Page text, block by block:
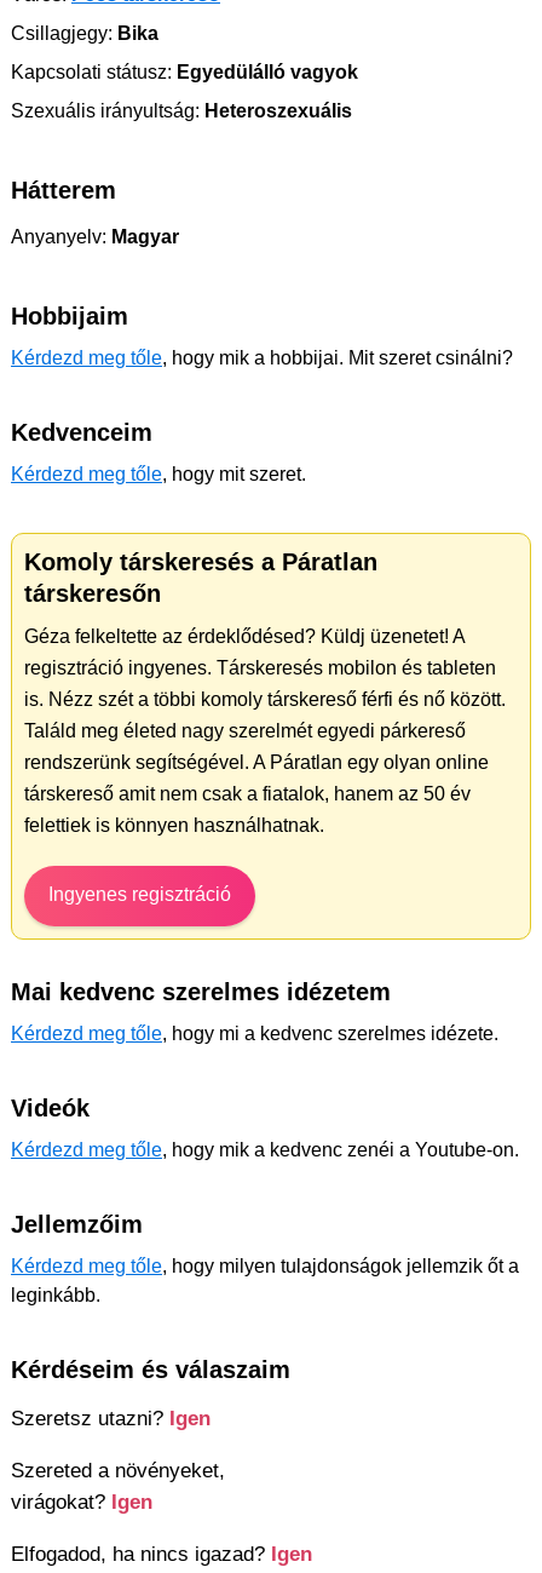
Csillagjegy: Bika
Kapcsolati státusz: Egyedülálló vagyok
Szexuális irányultság: Heteroszexuális
Hátterem
Anyanyelv: Magyar
Hobbijaim
Kérdezd meg tőle, hogy mik a hobbijai. Mit szeret csinálni?
Kedvenceim
Kérdezd meg tőle, hogy mit szeret.
Komoly társkeresés a Páratlan
társkeresőn
Géza felkeltette az érdeklődésed? Küldj üzenetet! A
regisztráció ingyenes. Társkeresés mobilon és tableten
is. Nézz szét a többi komoly társkereső férfi és nő között.
Találd meg életed nagy szerelmét egyedi párkereső
rendszerünk segítségével. A Páratlan egy olyan online
társkereső amit nem csak a fiatalok, hanem az 50 év
felettiek is könnyen használhatnak.
Ingyenes regisztráció
Mai kedvenc szerelmes idézetem
Kérdezd meg tőle, hogy mi a kedvenc szerelmes idézete.
Videók
Kérdezd meg tőle, hogy mik a kedvenc zenéi a Youtube-on.
Jellemzőim
Kérdezd meg tőle, hogy milyen tulajdonságok jellemzik őt a
leginkább.
Kérdéseim és válaszaim
Szeretsz utazni? Igen
Szereted a növényeket,
virágokat? Igen
Elfogadod, ha nincs igazad? Igen